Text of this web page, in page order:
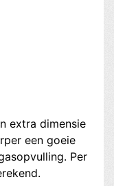
extra dimensie
een goeie
Per